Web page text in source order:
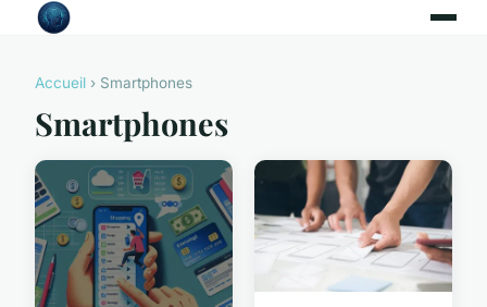
Accueil › Smartphones
Smartphones